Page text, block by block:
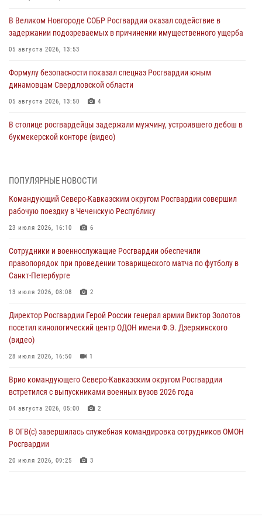
В Великом Новгороде СОБР Росгвардии оказал содействие в
задержании подозреваемых в причинении имущественного ущерба
05 августа 2026, 13:53
Формулу безопасности показал спецназ Росгвардии юным
динамовцам Свердловской области
05 августа 2026, 13:50 4
В столице росгвардейцы задержали мужчину, устроившего дебош в
букмекерской конторе (видео)
В Удмуртии при силовой поддержке спецназа Росгвардии
оздоровительных услуг (видео)
05 августа 2026, 13:20
посетили мастер-класс по художественной гимнастике
05 августа 2026, 13:00 3
Офицеры Росгвардии и ветераны войск правопорядка почтили
05 августа 2026, 12:40
Росгвардейцы приняли участие в акции «Волна памяти»,
посвящённой 83‑й годовщине освобождения Белгорода от
05 августа 2026, 12:13 1
ПОПУЛЯРНЫЕ НОВОСТИ
Командующий Северо-Кавказским округом Росгвардии совершил
рабочую поездку в Чеченскую Республику
23 июля 2026, 16:10 6
Сотрудники и военнослужащие Росгвардии обеспечили
правопорядок при проведении товарищеского матча по футболу в
Санкт-Петербурге
13 июля 2026, 08:08 2
Директор Росгвардии Герой России генерал армии Виктор Золотов
посетил кинологический центр ОДОН имени Ф.Э. Дзержинского
(видео)
28 июля 2026, 16:50 1
Врио командующего Северо-Кавказским округом Росгвардии
встретился с выпускниками военных вузов 2026 года
04 августа 2026, 05:00 2
В ОГВ(с) завершилась служебная командировка сотрудников ОМОН
Росгвардии
20 июля 2026, 09:25 3